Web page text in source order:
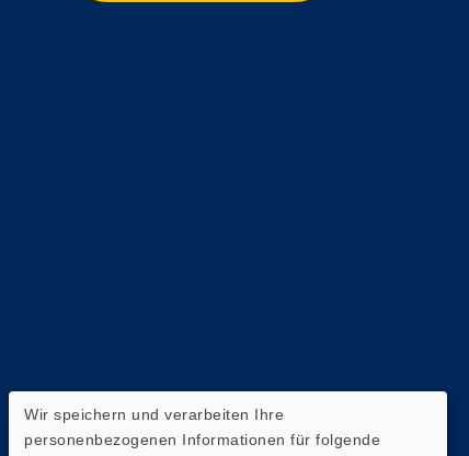
Wir speichern und verarbeiten Ihre
personenbezogenen Informationen für folgende